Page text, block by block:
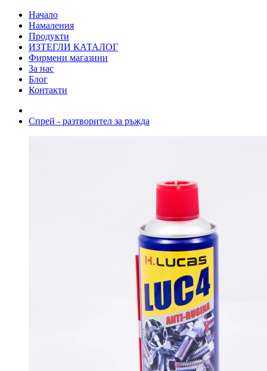
Начало
Намаления
Продукти
ИЗТЕГЛИ КАТАЛОГ
Фирмени магазини
За нас
Блог
Контакти
Спрей - разтворител за ръжда